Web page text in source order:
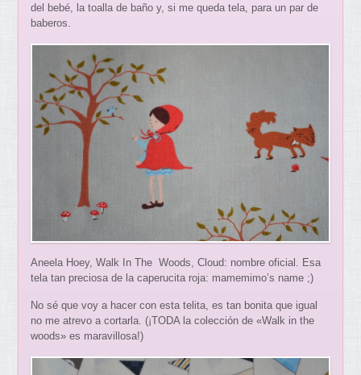
del bebé, la toalla de baño y, si me queda tela, para un par de
baberos.
Aneela Hoey, Walk In The Woods, Cloud: nombre oficial. Esa
tela tan preciosa de la caperucita roja: mamemimo’s name ;)
No sé que voy a hacer con esta telita, es tan bonita que igual
no me atrevo a cortarla. (¡TODA la colección de «Walk in the
woods» es maravillosa!)